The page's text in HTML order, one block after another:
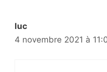
luc
4 novembre 2021 à